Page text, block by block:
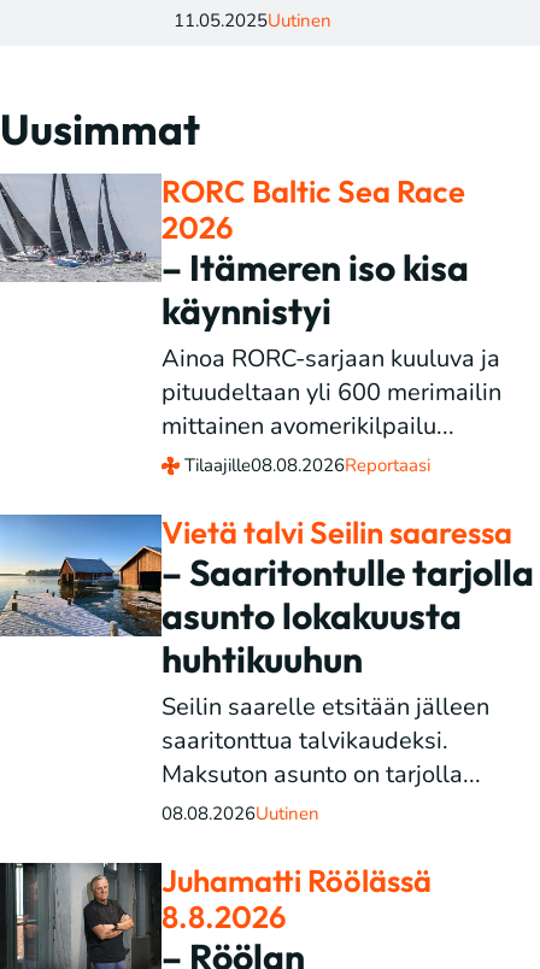
11.05.2025Uutinen
Uusimmat
RORC Baltic Sea Race
2026
– Itämeren iso kisa
käynnistyi
Ainoa RORC-sarjaan kuuluva ja
pituudeltaan yli 600 merimailin
mittainen avomerikilpailu...
Tilaajille08.08.2026Reportaasi
Vietä talvi Seilin saaressa
– Saaritontulle tarjolla
asunto lokakuusta
huhtikuuhun
Seilin saarelle etsitään jälleen
saaritonttua talvikaudeksi.
Maksuton asunto on tarjolla...
08.08.2026Uutinen
Juhamatti Röölässä
8.8.2026
– Röölan